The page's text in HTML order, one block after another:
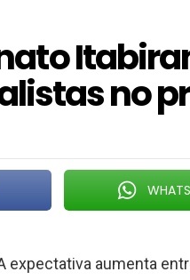
no
expectativa aumenta